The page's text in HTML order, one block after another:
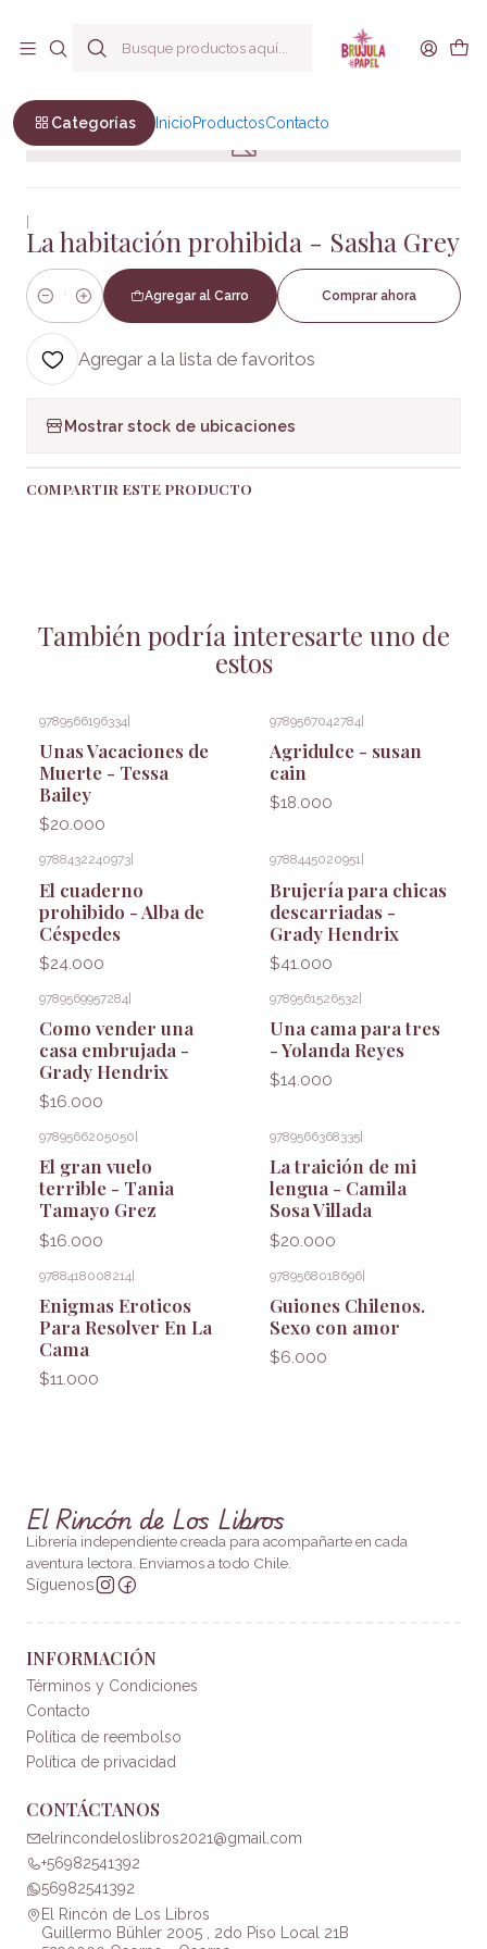
Categorías InicioProductosContacto
La habitación prohibida - Sasha Grey
|
La habitación prohibida - Sasha Grey
Cantidad
Agregar al Carro Comprar ahora
Agregar a la lista de favoritos
Mostrar stock de ubicaciones
COMPARTIR ESTE PRODUCTO
También podría interesarte uno de
estos
9789566196334
Unas Vacaciones de
Muerte - Tessa
Bailey
$20.000
9789567042784
Agridulce - susan
cain
$18.000
9788432240973
El cuaderno
prohibido - Alba de
Céspedes
$24.000
9788445020951
Brujería para chicas
descarriadas -
Grady Hendrix
$41.000
9789569957284|
Como vender una
casa embrujada -
Grady Hendrix
$16.000
9789561526532|
Una cama para tres
- Yolanda Reyes
$14.000
9789566205050
El gran vuelo
terrible - Tania
Tamayo Grez
$16.000
9789566368335
La traición de mi
lengua - Camila
Sosa Villada
$20.000
9788418008214|
Enigmas Eroticos
Para Resolver En La
Cama
$11.000
9789568018696|
Guiones Chilenos.
Sexo con amor
$6.000
El Rincón de Los Libros
Librería independiente creada para acompañarte en cada
aventura lectora. Enviamos a todo Chile.
Síguenos
INFORMACIÓN
Términos y Condiciones
Contacto
Política de reembolso
Política de privacidad
CONTÁCTANOS
elrincondeloslibros2021@gmail.com
+56982541392
56982541392
El Rincón de Los Libros
Guillermo Bühler 2005 , 2do Piso Local 21B